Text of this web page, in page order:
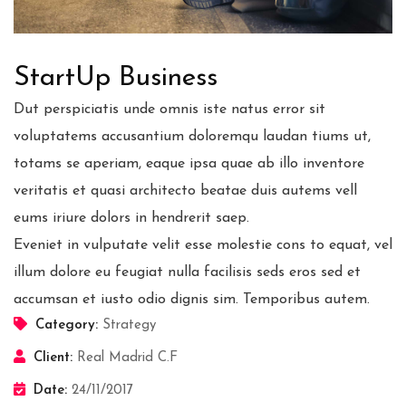
StartUp Business
Dut perspiciatis unde omnis iste natus error sit
voluptatems accusantium doloremqu laudan tiums ut,
totams se aperiam, eaque ipsa quae ab illo inventore
veritatis et quasi architecto beatae duis autems vell
eums iriure dolors in hendrerit saep.
Eveniet in vulputate velit esse molestie cons to equat, vel
illum dolore eu feugiat nulla facilisis seds eros sed et
accumsan et iusto odio dignis sim. Temporibus autem.
Category: Strategy
Client: Real Madrid C.F
Date: 24/11/2017